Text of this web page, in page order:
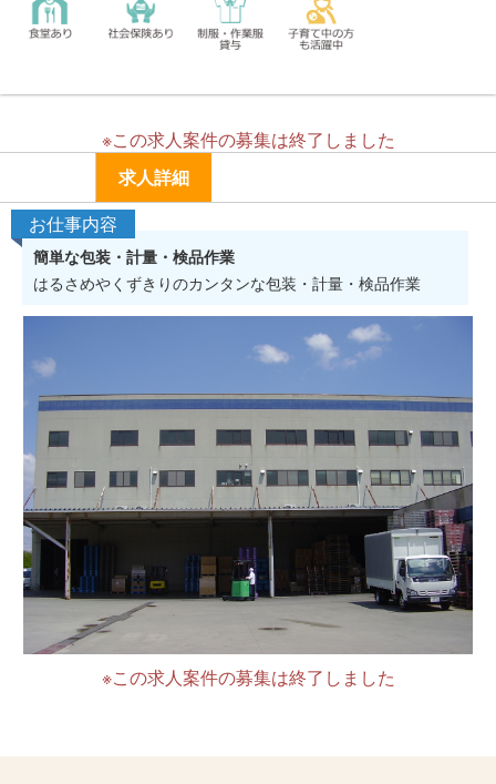
※この求人案件の募集は終了しました
求人詳細
お仕事内容
簡単な包装・計量・検品作業
はるさめやくずきりのカンタンな包装・計量・検品作業
※この求人案件の募集は終了しました